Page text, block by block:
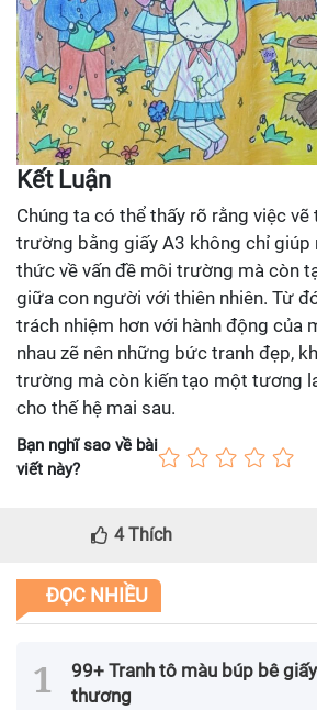
Kết Luận
Chúng ta có thể thấy rõ rằng việc vẽ
trường bằng giấy A3 không chỉ giúp
thức về vấn đề môi trường mà còn
giữa con người với thiên nhiên. Từ
trách nhiệm hơn với hành động của
nhau zẽ nên những bức tranh đẹp,
trường mà còn kiến tạo một tương
cho thế hệ mai sau.
Bạn nghĩ sao về bài
viết này?
4Thích
ĐỌC NHIỀU
99+ Tranh tô màu búp bê
thương